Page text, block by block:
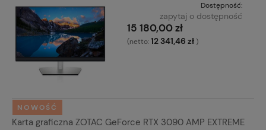
Dostępność:
zapytaj o dostępność
15 180,00 zł
(netto:12 341,46 zł)
Karta graficzna ZOTAC GeForce RTX 3090 AMP EXTREME
NOWOŚĆ